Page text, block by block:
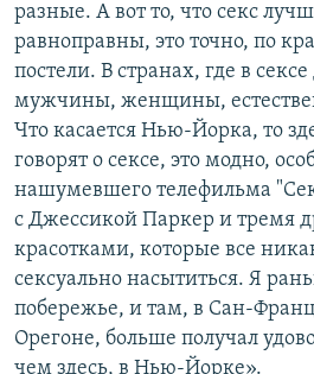
разные. А вот то, что секс
равноправны, это точно, по
постели. В странах, где в
мужчины, женщины,
Что касается Нью-Йорка, то
говорят о сексе, это модно,
нашумевшего телефильма
с Джессикой Паркер и тремя
красотками, которые все
сексуально насытиться. Я
побережье, и там, в Сан-
Орегоне, больше получал
чем здесь, в Нью-Йорке».